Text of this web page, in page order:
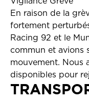
En raison de la
fortement
Racing 92 et le
commun et avions
mouvement. Nous
disponibles pour